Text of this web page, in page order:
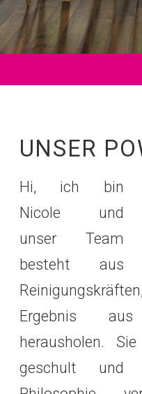
UNSER
Hi, ich bin
Nicole und
unser Team
besteht aus
Ergebnis
herausholen.
geschult